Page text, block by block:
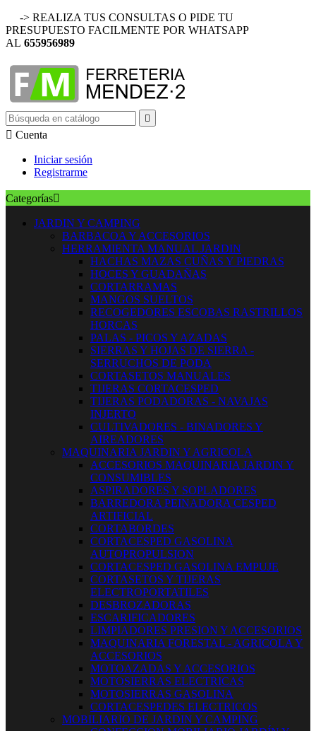
-> REALIZA TUS CONSULTAS O PIDE TU
PRESUPUESTO FACILMENTE POR WHATSAPP
AL 655956989

 Cuenta
Iniciar sesión
Registrarme
Categorías
JARDIN Y CAMPING
BARBACOA Y ACCESORIOS
HERRAMIENTA MANUAL JARDIN
HACHAS MAZAS CUÑAS Y PIEDRAS
HOCES Y GUADAÑAS
CORTARRAMAS
MANGOS SUELTOS
RECOGEDORES ESCOBAS RASTRILLOS
HORCAS
PALAS - PICOS Y AZADAS
SIERRAS Y HOJAS DE SIERRA -
SERRUCHOS DE PODA
CORTASETOS MANUALES
TIJERAS CORTACESPED
TIJERAS PODADORAS - NAVAJAS
INJERTO
CULTIVADORES - BINADORES Y
AIREADORES
MAQUINARIA JARDIN Y AGRICOLA
ACCESORIOS MAQUINARIA JARDIN Y
CONSUMIBLES
ASPIRADORES Y SOPLADORES
BARREDORA PEINADORA CESPED
ARTIFICIAL
CORTABORDES
CORTACESPED GASOLINA
AUTOPROPULSION
CORTACESPED GASOLINA EMPUJE
CORTASETOS Y TIJERAS
ELECTROPORTATILES
DESBROZADORAS
ESCARIFICADORES
LIMPIADORES PRESION Y ACCESORIOS
MAQUINARIA FORESTAL - AGRICOLA Y
ACCESORIOS
MOTOAZADAS Y ACCESORIOS
MOTOSIERRAS ELECTRICAS
MOTOSIERRAS GASOLINA
CORTACESPEDES ELECTRICOS
MOBILIARIO DE JARDIN Y CAMPING